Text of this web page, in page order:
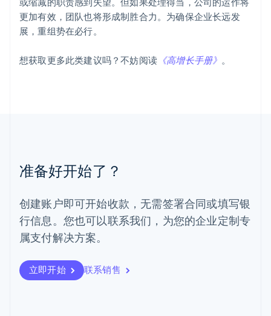
更加有效，团队也将形成制胜合力。为确保企业长远发
展，重组势在必行。
想获取更多此类建议吗？不妨阅读 《高增长手册》 。
准备好开始了？
创建账户即可开始收款，无需签署合同或填写银
行信息。您也可以联系我们，为您的企业定制专
属支付解决方案。
立即开始 联系销售
DeutschEnglish
卢森堡
FrançaisDeutsch
English
挪威
葡萄牙
Português English
日本
日本語English
瑞典
瑞士
DeutschFrançais